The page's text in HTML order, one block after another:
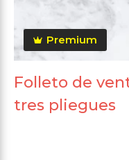
Premium
Folleto de
tres pliegues